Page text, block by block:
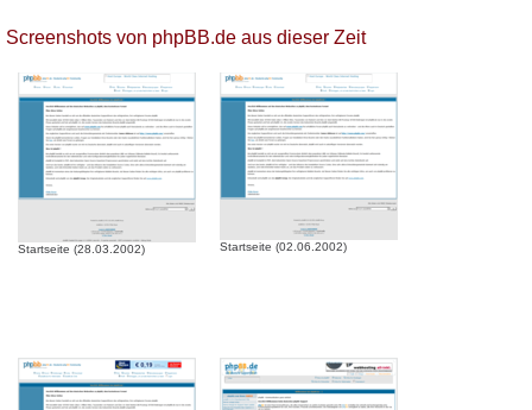
Screenshots von phpBB.de aus dieser Zeit
Startseite (28.03.2002) Startseite (02.06.2002)